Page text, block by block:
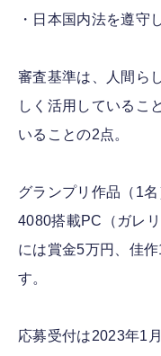
・日本国内法を遵守
審査基準は、人間ら
しく活用しているこ
いることの2点。
グランプリ作品（1
4080搭載PC（ガレ
には賞金5万円、佳
す。
応募受付は2023年1